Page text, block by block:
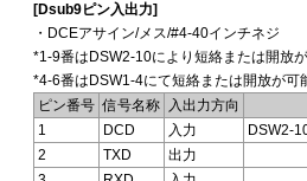
[Dsub9ピン入出力]
・DCEアサイン/メス/#4-40インチネジ
*1-9番はDSW2-10により短絡または開放が
*4-6番はDSW1-4にて短絡または開放が可
ピン番号 信号名称
入出力方向
1
DCD 入力
DSW2-
2
TXD
出力